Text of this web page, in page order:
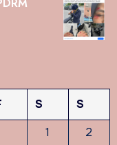
S
S
1
2